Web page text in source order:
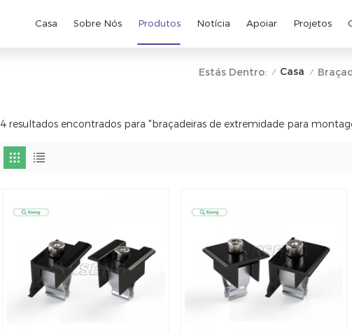
Casa Sobre Nós Produtos Notícia Apoiar Projetos
Estás Dentro: / Casa /
4 resultados encontrados para "braçadeiras de extremidade para